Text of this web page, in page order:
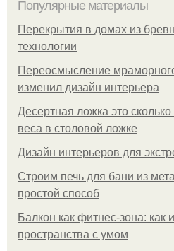
Популярные материалы
Перекрытия в домах из
технологии
Переосмысление
изменил дизайн интерьера
Десертная ложка это
веса в столовой ложке
Дизайн интерьеров для
Строим печь для бани из
простой способ
Балкон как фитнес-зона: как
пространства с умом